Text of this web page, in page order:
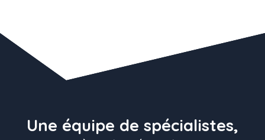
Une équipe de spécialistes,